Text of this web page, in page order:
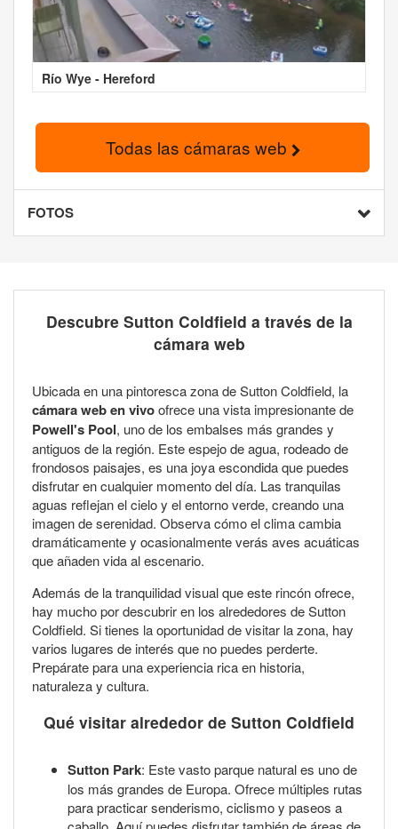
Río Wye - Hereford
Todas las cámaras web
FOTOS
Descubre Sutton Coldfield a través de la
cámara web
Ubicada en una pintoresca zona de Sutton Coldfield, la
cámara web en vivoofrece una vista impresionante de
Powell's Pool, uno de los embalses más grandes y
antiguos de la región. Este espejo de agua, rodeado de
frondosos paisajes, es una joya escondida que puedes
disfrutar en cualquier momento del día. Las tranquilas
aguas reflejan el cielo y el entorno verde, creando una
imagen de serenidad. Observa cómo el clima cambia
dramáticamente y ocasionalmente verás aves acuáticas
que añaden vida al escenario.
Además de la tranquilidad visual que este rincón ofrece,
hay mucho por descubrir en los alrededores de Sutton
Coldfield. Si tienes la oportunidad de visitar la zona, hay
varios lugares de interés que no puedes perderte.
Prepárate para una experiencia rica en historia,
naturaleza y cultura.
Qué visitar alrededor de Sutton Coldfield
Sutton Park: Este vasto parque natural es uno de
los más grandes de Europa. Ofrece múltiples rutas
para practicar senderismo, ciclismo y paseos a